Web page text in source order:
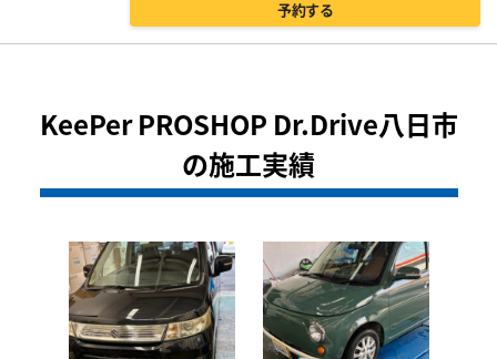
予約する
KeePer PROSHOP Dr.Drive八日市
の施工実績